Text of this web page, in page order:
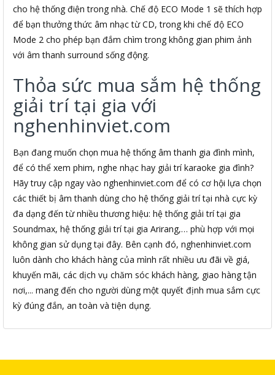
cho hệ thống điện trong nhà. Chế độ ECO Mode 1 sẽ thích hợp
để bạn thưởng thức âm nhạc từ CD, trong khi chế độ ECO
Mode 2 cho phép bạn đắm chìm trong không gian phim ảnh
với âm thanh surround sống động.
Thỏa sức mua sắm hệ thống
giải trí tại gia với
nghenhinviet.com
Bạn đang muốn chọn mua hệ thống âm thanh gia đình mình,
để có thể xem phim, nghe nhạc hay giải trí karaoke gia đình?
Hãy truy cập ngay vào nghenhinviet.com để có cơ hội lựa chọn
các thiết bị âm thanh dùng cho hệ thống giải trí tại nhà cực kỳ
đa dạng đến từ nhiều thương hiệu: hệ thống giải trí tại gia
Soundmax, hệ thống giải trí tại gia Arirang,… phù hợp với mọi
không gian sử dụng tại đây. Bên cạnh đó, nghenhinviet.com
luôn dành cho khách hàng của mình rất nhiều ưu đãi về giá,
khuyến mãi, các dịch vụ chăm sóc khách hàng, giao hàng tận
nơi,... mang đến cho người dùng một quyết định mua sắm cực
kỳ đúng đắn, an toàn và tiện dụng.